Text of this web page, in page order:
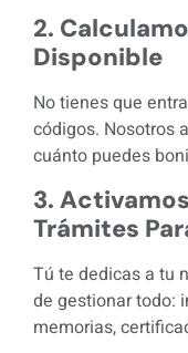
2.
Disponible
No tienes que
códigos. Nosotros
cuánto puedes
3.
Trámites
Tú te dedicas a tu
de gestionar todo:
memorias,